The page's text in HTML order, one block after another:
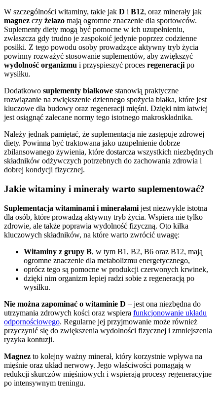
W szczególności witaminy, takie jak D i B12, oraz minerały jak
magnez czy żelazo mają ogromne znaczenie dla sportowców.
Suplementy diety mogą być pomocne w ich uzupełnieniu,
zwłaszcza gdy trudno je zaspokoić jedynie poprzez codzienne
posiłki. Z tego powodu osoby prowadzące aktywny tryb życia
powinny rozważyć stosowanie suplementów, aby zwiększyć
wydolność organizmu i przyspieszyć proces regeneracji po
wysiłku.
Dodatkowo suplementy białkowe stanowią praktyczne
rozwiązanie na zwiększenie dziennego spożycia białka, które jest
kluczowe dla budowy oraz regeneracji mięśni. Dzięki nim łatwiej
jest osiągnąć zalecane normy tego istotnego makroskładnika.
Należy jednak pamiętać, że suplementacja nie zastępuje zdrowej
diety. Powinna być traktowana jako uzupełnienie dobrze
zbilansowanego żywienia, które dostarcza wszystkich niezbędnych
składników odżywczych potrzebnych do zachowania zdrowia i
dobrej kondycji fizycznej.
Jakie witaminy i minerały warto suplementować?
Suplementacja witaminami i minerałami jest niezwykle istotna
dla osób, które prowadzą aktywny tryb życia. Wspiera nie tylko
zdrowie, ale także poprawia wydolność fizyczną. Oto kilka
kluczowych składników, na które warto zwrócić uwagę:
Witaminy z grupy B, w tym B1, B2, B6 oraz B12, mają
ogromne znaczenie dla metabolizmu energetycznego,
oprócz tego są pomocne w produkcji czerwonych krwinek,
dzięki nim organizm lepiej radzi sobie z regeneracją po
wysiłku.
Nie można zapominać o witaminie D – jest ona niezbędna do
utrzymania zdrowych kości oraz wspiera funkcjonowanie układu
odpornościowego. Regularne jej przyjmowanie może również
przyczynić się do zwiększenia wydolności fizycznej i zmniejszenia
ryzyka kontuzji.
Magnez to kolejny ważny minerał, który korzystnie wpływa na
mięśnie oraz układ nerwowy. Jego właściwości pomagają w
redukcji skurczów mięśniowych i wspierają procesy regeneracyjne
po intensywnym treningu.